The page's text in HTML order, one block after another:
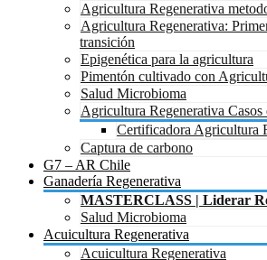
Agricultura Regenerativa
Agricultura Regenerativa:
transición
Epigenética para la agricultura
Pimentón cultivado con
Salud Microbioma
Agricultura Regenerativa
Certificadora Agricultura
Captura de carbono
G7 – AR Chile
Ganadería Regenerativa
MASTERCLASS | Liderar
Salud Microbioma
Acuicultura Regenerativa
Acuicultura Regenerativa